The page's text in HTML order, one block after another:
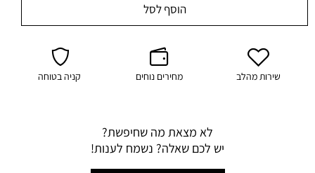
הוסף לסל
שירות מהלב מחירים נוחים קניה בטוחה
לא מצאת מה שחיפשת?
יש לכם שאלה? נשמח לענות!